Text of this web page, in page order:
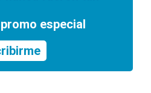
especial